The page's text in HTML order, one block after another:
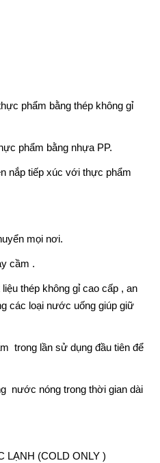
phẩm bằng thép không gỉ
phẩm bằng nhựa PP.
nắp tiếp xúc với thực phẩm
mọi nơi.
cầm .
thép không gỉ cao cấp , an
các loại nước uống giúp giữ
trong lần sử dụng đầu tiên để
nước nóng trong thời gian dài
LẠNH (COLD ONLY )